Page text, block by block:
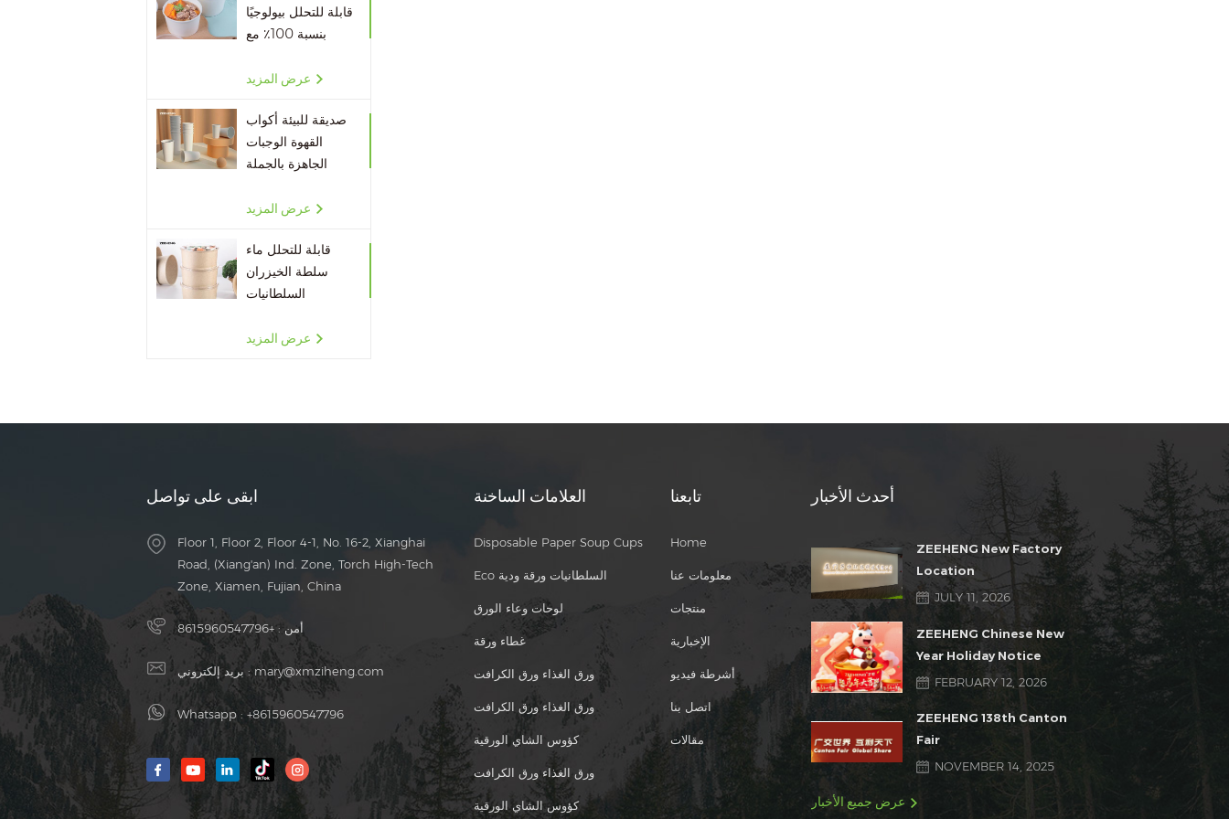
قابلة للتحلل بيولوجيًا
بنسبة 100٪ مع
عرض المزيد
صديقة للبيئة أكواب
القهوة الوجبات
الجاهزة بالجملة
عرض المزيد
قابلة للتحلل ماء
سلطة الخيزران
السلطانيات
عرض المزيد
ابقى على تواصل
Floor 1, Floor 2, Floor 4-1, No. 16-2, Xianghai
Road, (Xiang'an) Ind. Zone, Torch High-Tech
Zone, Xiamen, Fujian, China
أمن :+8615960547796
بريد إلكتروني : mary@xmziheng.com
Whatsapp : +8615960547796
العلامات الساخنة
Disposable Paper Soup Cups
Eco السلطانيات ورقة ودية
لوحات وعاء الورق
غطاء ورقة
ورق الغذاء ورق الكرافت
ورق الغذاء ورق الكرافت
كؤوس الشاي الورقية
ورق الغذاء ورق الكرافت
كؤوس الشاي الورقية
تابعنا
Home
معلومات عنا
منتجات
الإخبارية
أشرطة فيديو
اتصل بنا
مقالات
أحدث الأخبار
ZEEHENG New Factory
Location
JULY 11, 2026
ZEEHENG Chinese New
Year Holiday Notice
FEBRUARY 12, 2026
ZEEHENG 138th Canton
Fair
NOVEMBER 14, 2025
عرض جميع الأخبار